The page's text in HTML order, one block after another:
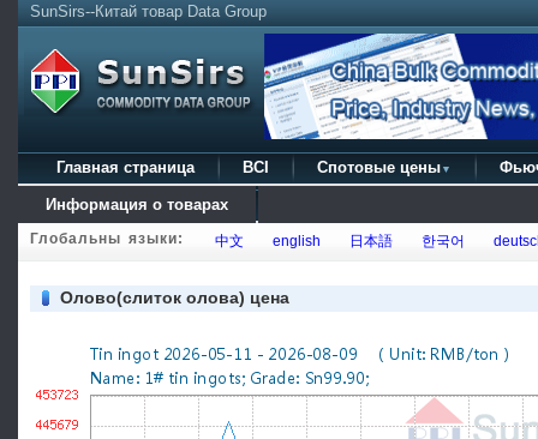
SunSirs--Китай товар Data Group
Главная страница BCI Спотовые цены ▼
Информация о товарах
Глобальны языки: 中文 english 日本語 한국어
Олово(слиток олова) цена